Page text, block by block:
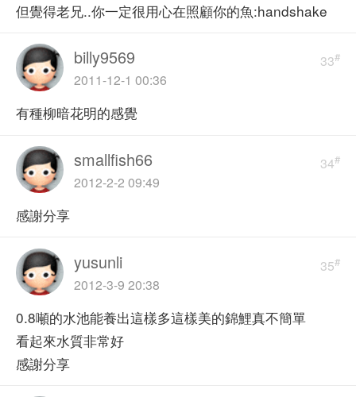
但覺得老兄..你一定很用心在照顧你的魚:handshake
33#
billy9569
2011-12-1 00:36
有種柳暗花明的感覺
34#
smallfish66
2012-2-2 09:49
感謝分享
35#
yusunli
2012-3-9 20:38
0.8噸的水池能養出這樣多這樣美的錦鯉真不簡單
看起來水質非常好
感謝分享